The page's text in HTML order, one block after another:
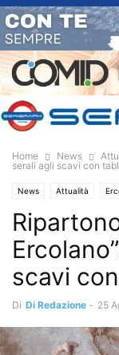
Home News
serali agli scavi con
News Attualità
scavi
Di Di Redazione - 25